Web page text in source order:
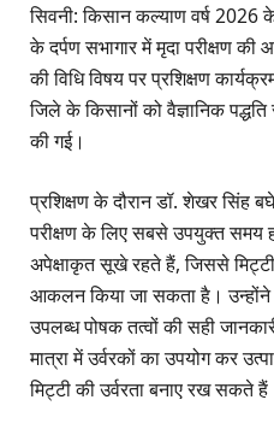
सिवनी: किसान कल्याण वर्ष 2026
के दर्पण सभागार में मृदा परीक्षण
की विधि विषय पर प्रशिक्षण
जिले के किसानों को वैज्ञानिक
की गई।
प्रशिक्षण के दौरान डॉ. शेखर सिंह
परीक्षण के लिए सबसे उपयुक्त समय
अपेक्षाकृत सूखे रहते हैं, जिससे
आकलन किया जा सकता है। उन्होंने
उपलब्ध पोषक तत्वों की सही
मात्रा में उर्वरकों का उपयोग कर
मिट्टी की उर्वरता बनाए रख सकते